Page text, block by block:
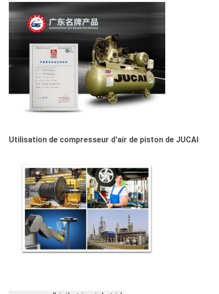
Utilisation de compresseur d'air de piston de JUCAI